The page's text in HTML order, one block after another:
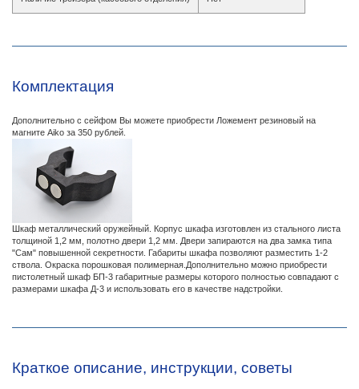
Комплектация
Дополнительно с сейфом Вы можете приобрести Ложемент резиновый на
магните Aiko за 350 рублей.
Шкаф металлический оружейный. Корпус шкафа изготовлен из стального листа
толщиной 1,2 мм, полотно двери 1,2 мм. Двери запираются на два замка типа
"Сам" повышенной секретности. Габариты шкафа позволяют разместить 1-2
ствола. Окраска порошковая полимерная.Дополнительно можно приобрести
пистолетный шкаф БП-3 габаритные размеры которого полностью совпадают с
размерами шкафа Д-3 и использовать его в качестве надстройки.
Краткое описание, инструкции, советы